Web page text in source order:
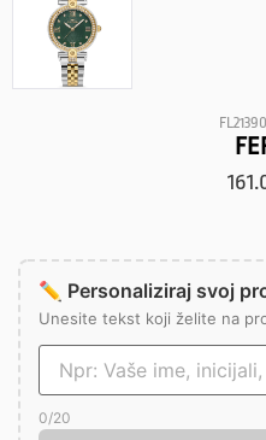
✏️ Personaliziraj svoj
Unesite tekst koji želite na
0/20